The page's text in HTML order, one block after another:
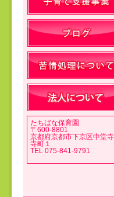
たちばな保育園
〒600-8801
京都府京都市下京区中堂
寺町１
TEL 075-841-9791